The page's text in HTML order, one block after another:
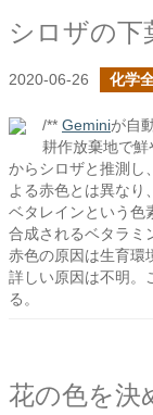
シロザの下
2020-06-26 化学
/** Geminiが自
耕作放棄地で
からシロザと推測し
よる赤色とは異なり
ベタレインという色
合成されるベタラミ
赤色の原因は生育環
詳しい原因は不明。
る。
花の色を決